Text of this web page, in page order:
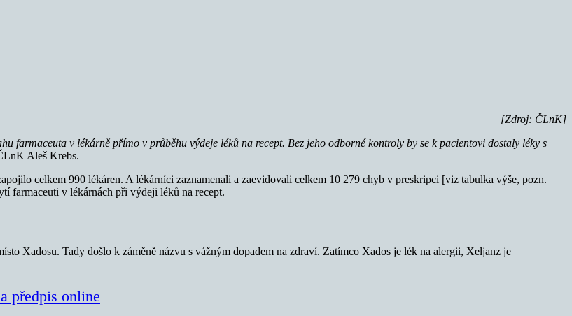
[Zdroj: ČLnK]
farmaceuta v lékárně přímo v průběhu výdeje léků na recept. Bez jeho odborné kontroly by se k pacientovi dostaly léky s
Aleš Krebs.
celkem 990 lékáren. A lékárníci zaznamenali a zaevidovali celkem 10 279 chyb v preskripci [viz tabulka výše, pozn.
farmaceuti v lékárnách při výdeji léků na recept.
Xadosu. Tady došlo k záměně názvu s vážným dopadem na zdraví. Zatímco Xados je lék na alergii, Xeljanz je
předpis online